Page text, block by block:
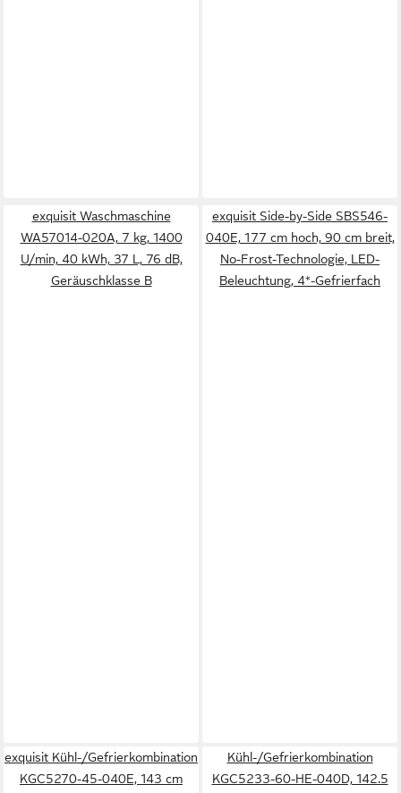
exquisit Waschmaschine
WA57014-020A, 7 kg, 1400
U/min, 40 kWh, 37 L, 76 dB,
Geräuschklasse B
exquisit Side-by-Side SBS546-
040E, 177 cm hoch, 90 cm breit,
No-Frost-Technologie, LED-
Beleuchtung, 4*-Gefrierfach
exquisit Kühl-/Gefrierkombination
KGC5270-45-040E, 143 cm
Kühl-/Gefrierkombination
KGC5233-60-HE-040D, 142.5